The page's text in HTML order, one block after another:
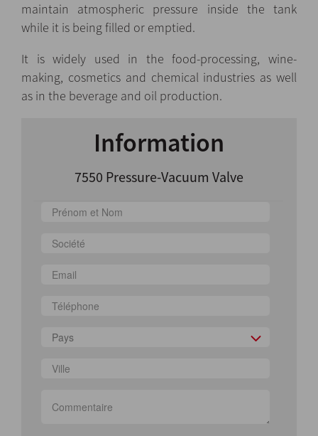
maintain atmospheric pressure inside the tank
while it is being filled or emptied.
It is widely used in the food-processing, wine-
making, cosmetics and chemical industries as well
as in the beverage and oil production.
Information
7550 Pressure-Vacuum Valve
Pays